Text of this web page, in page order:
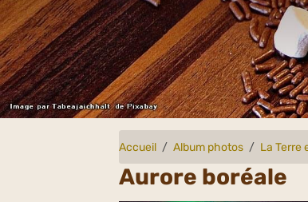
Accueil Album photos La Terre
Aurore boréale